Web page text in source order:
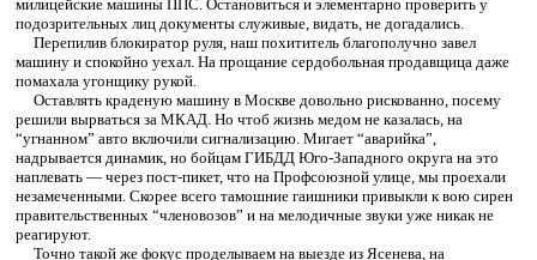
милицейские машины ППС. Остановиться и элементарно проверить у
подозрительных лиц документы служивые, видать, не догадались.
Перепилив блокиратор руля, наш похититель благополучно завел
машину и спокойно уехал. На прощание сердобольная продавщица даже
помахала угонщику рукой.
Оставлять краденую машину в Москве довольно рискованно, посему
решили вырваться за МКАД. Но чтоб жизнь медом не казалась, на
“угнанном” авто включили сигнализацию. Мигает “аварийка”,
надрывается динамик, но бойцам ГИБДД Юго-Западного округа на это
наплевать — через пост-пикет, что на Профсоюзной улице, мы проехали
незамеченными. Скорее всего тамошние гаишники привыкли к вою сирен
правительственных “членовозов” и на мелодичные звуки уже никак не
реагируют.
Точно такой же фокус проделываем на выезде из Ясенева, на